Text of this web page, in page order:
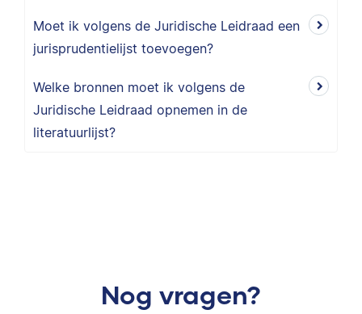
Moet ik volgens de Juridische Leidraad een
jurisprudentielijst toevoegen?
Welke bronnen moet ik volgens de
Juridische Leidraad opnemen in de
literatuurlijst?
Nog vragen?